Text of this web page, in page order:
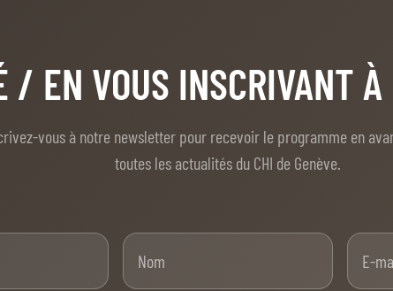
/ EN VOUS INSCRIVANT
vous à notre newsletter pour recevoir le programme en
toutes les actualités du CHI de Genève.